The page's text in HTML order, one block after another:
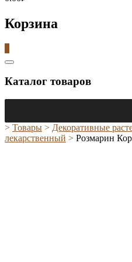
Корзина
Catalog
Каталог товаров
> Товары > Декоративные
лекарственный > Розмарин